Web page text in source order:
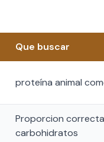
Que buscar
proteína animal
Proporcion
carbohidratos